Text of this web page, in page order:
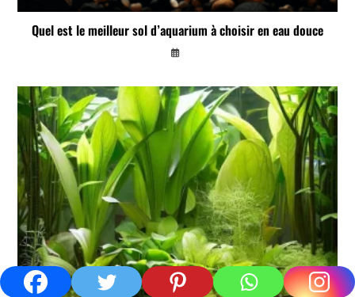
Quel est le meilleur sol d’aquarium à choisir en eau douce